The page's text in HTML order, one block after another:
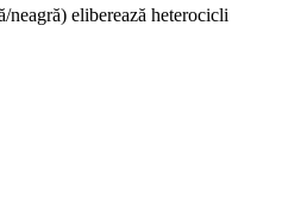
neagră) eliberează heterocicli